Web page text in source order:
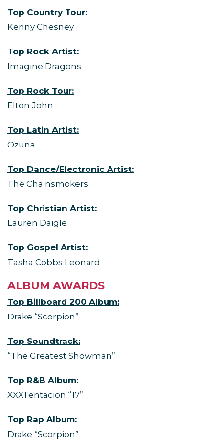
Top Country Tour:
Kenny Chesney
Top Rock Artist:
Imagine Dragons
Top Rock Tour:
Elton John
Top Latin Artist:
Ozuna
Top Dance/Electronic Artist:
The Chainsmokers
Top Christian Artist:
Lauren Daigle
Top Gospel Artist:
Tasha Cobbs Leonard
ALBUM AWARDS
Top Billboard 200 Album:
Drake “Scorpion”
Top Soundtrack:
“The Greatest Showman”
Top R&B Album:
XXXTentacion “17”
Top Rap Album:
Drake “Scorpion”